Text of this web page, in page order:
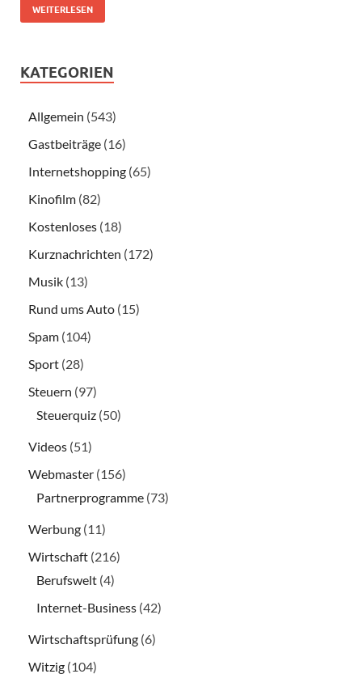
WEITERLESEN
KATEGORIEN
Allgemein (543)
Gastbeiträge (16)
Internetshopping (65)
Kinofilm (82)
Kostenloses (18)
Kurznachrichten (172)
Musik (13)
Rund ums Auto (15)
Spam (104)
Sport (28)
Steuern (97)
Steuerquiz (50)
Videos (51)
Webmaster (156)
Partnerprogramme (73)
Werbung (11)
Wirtschaft (216)
Berufswelt (4)
Internet-Business (42)
Wirtschaftsprüfung (6)
Witzig (104)